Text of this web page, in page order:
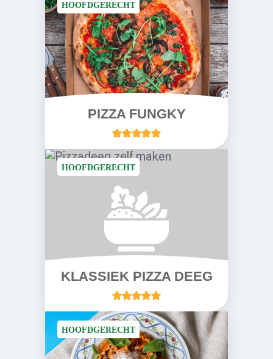
HOOFDGERECHT
PIZZA FUNGKY
HOOFDGERECHT
KLASSIEK PIZZA DEEG
HOOFDGERECHT